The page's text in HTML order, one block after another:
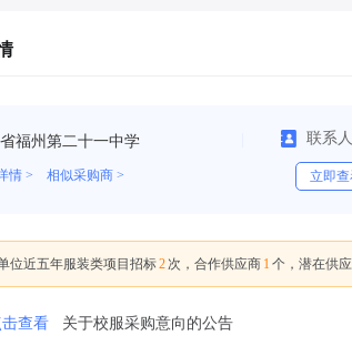
福州第二十一中学
情 > 相似采购商 >
联系人
立即
位近五年服装类项目招标2 次，合作供应商 1 个，潜在供
击查看 关于校服采购意向的公告